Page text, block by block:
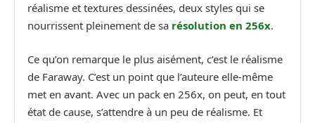
réalisme et textures dessinées, deux styles qui se
nourrissent pleinement de sa résolution en 256x.
Ce qu’on remarque le plus aisément, c’est le réalisme
de Faraway. C’est un point que l’auteure elle-même
met en avant. Avec un pack en 256x, on peut, en tout
état de cause, s’attendre à un peu de réalisme. Et